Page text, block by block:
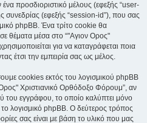
προσδιοριστικό μέλους (εφεξής “user-
συνεδρίας (εφεξής “session-id”), που σας
phpBB. Ένα τρίτο cookie θα
θέματα μέσα στο “"Αγιον Ορος"
για να καταγράφεται ποια
έτσι την εμπειρία σας ως μέλος.
cookies εκτός του λογισμικού phpBB
Χριστιανικό Ορθόδοξο Φόρουμ”, αν
του εγγράφου, το οποίο καλύπτει μόνο
λογισμικό phpBB. Ο δεύτερος τρόπος
σας είναι με βάση το υλικό που μας